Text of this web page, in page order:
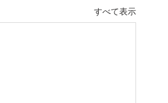
すべて表示